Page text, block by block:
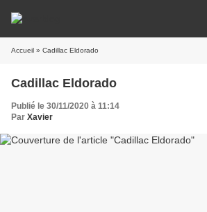
Accueil » Cadillac Eldorado
Cadillac Eldorado
Publié le 30/11/2020 à 11:14
Par Xavier